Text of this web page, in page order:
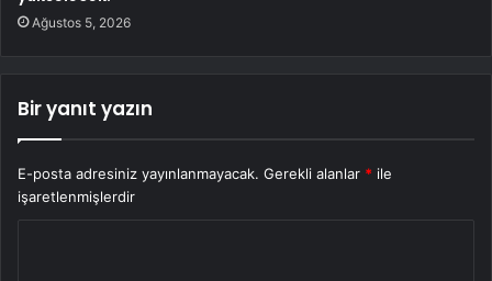
Ağustos 5, 2026
Bir yanıt yazın
E-posta adresiniz yayınlanmayacak. Gerekli alanlar * ile
işaretlenmişlerdir